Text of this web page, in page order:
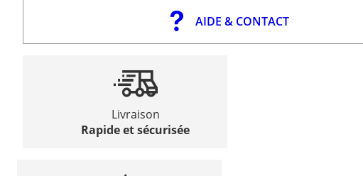
AIDE & CONTACT
Livraison
Rapide et sécurisée